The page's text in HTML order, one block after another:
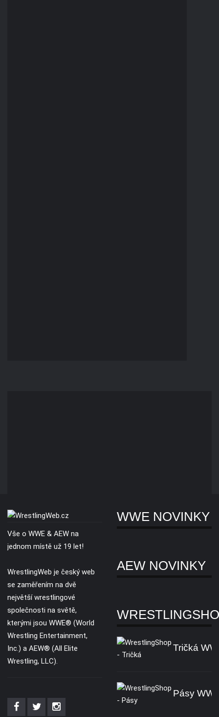
Vše o WWE & AEW na
jednom místě už 19 let!
WrestlingWeb je český web
se zaměřením na dvě
největší wrestlingové
společnosti na světě,
kterými jsou WWE® (World
Wrestling Entertainment,
Inc.) a AEW® (All Elite
Wrestling, LLC).
WWE NOVINKY
AEW NOVINKY
Tričká
Pásy